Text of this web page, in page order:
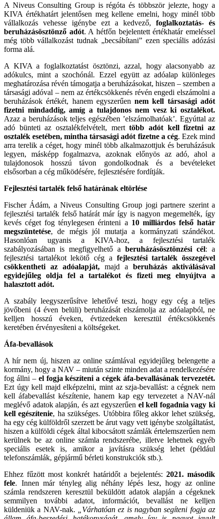
A Niveus Consulting Group is régóta és többször jelezte, hogy a
KIVA értékhatárt jelentősen meg kellene emelni, hogy minél több
vállalkozás vehesse igénybe ezt a kedvező, foglalkoztatás- és
beruházásösztönző adót. A hétfőn bejelentett értékhatár emeléssel
még több vállalkozást tudnak „becsábítani” ezen speciális adózási
forma alá.
A KIVA a foglalkoztatást ösztönzi, azzal, hogy alacsonyabb az
adókulcs, mint a szochónál. Ezzel együtt az adóalap különleges
meghatározása révén támogatja a beruházásokat, hiszen – szemben a
társasági adóval – nem az értékcsökkenés révén engedi elszámolni a
beruházások értékét, hanem egyszerűennem kell társasági adót
fizetni mindaddig, amíg a tulajdonos nem vesz ki osztalékot.
Azaz a beruházások teljes egészében ’elszámolhatóak’. Egyúttal az
adó bünteti az osztalékfelvételt, merttöbb adót kell fizetni az
osztalék esetében, mintha társasági adót fizetne a cég. Ezek mind
arra terelik a céget, hogy minél több alkalmazottjuk és beruházásuk
legyen, másképp fogalmazva, azoknak előnyös az adó, ahol a
tulajdonosok hosszú távon gondolkodnak és a bevételeket
elsősorban a cég működésére, fejlesztésére fordítják.
Fejlesztési tartalék felső határának eltörlése
Fischer Ádám, a Niveus Consulting Group jogi partnere szerint a
fejlesztési tartalék felső határát már így is nagyon megemelték, így
kevés céget fog ténylegesen érinteni a 10 milliárdos felső határ
megszüntetése, de mégis jól mutatja a kormányzati szándékot.
Hasonlóan ugyanis a KIVA-hoz, a fejlesztési tartalék
szabályozásában is megfigyelhető a beruházásösztönzési cél: a
fejlesztési tartalékot lekötő cég a fejlesztési tartalék összegével
csökkentheti az adóalapját, majd a beruházás aktiválásával
egyidejűleg oldja fel a tartalékot és fizeti meg elnyújtva a
halasztott adót.
A szabály leegyszerűsítve lehetővé teszi, hogy egy cég a teljes
jövőbeni (4 éven belüli) beruházását elszámolja az adóalapból, ne
kelljen hosszú éveken, évtizedeken keresztül értékcsökkenés
keretében érvényesíteni a költségeket.
Áfa-bevallások
A hír nem új, hiszen az online számlával egyidejűleg belengette a
kormány, hogy a NAV – miután szinte minden adat a rendelkezésére
fog állni – el fogja készíteni a cégek áfa-bevallásának tervezetét.
Ezt úgy kell majd elképzelni, mint az szja-bevallást: a cégnek nem
kell áfabevallást készítenie, hanem kap egy tervezetet a NAV-nál
meglévő adatok alapján, és azt egyszerűen el kell fogadnia vagy ki
kell egészítenie, ha szükséges. Utóbbira főleg akkor lehet szükség,
ha egy cég külföldről szerzett be árut vagy vett igénybe szolgáltatást,
hiszen a külföldi cégek által kibocsátott számlák értelemszerűen nem
kerülnek be az online számla rendszerébe, illetve lehetnek egyéb
speciális esetek is, amikor a javításra szükség lehet (például
telefonszámlák, gépjármű bérleti konstrukciók stb.).
Ehhez fűzött most konkrét határidőt a bejelentés: 2021. második
fele. Innen már tényleg alig néhány lépés lesz, hogy az online
számla rendszeren keresztül beküldött adatok alapján a cégeknek
semmilyen további adatot, információt, bevallást ne kelljen
küldeniük a NAV-nak.
„Várhatóan ez is nagyban segíteni fogja az